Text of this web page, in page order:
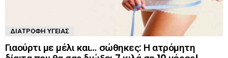
ΔΙΑΤΡΟΦΉ ΥΓΕΊΑΣ
Γιαούρτι με μέλι και… σώθηκες: Η ατρόμητη